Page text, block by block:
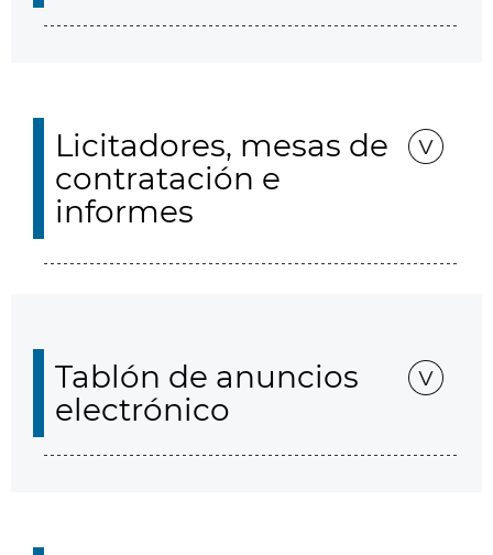
Licitadores, mesas de
contratación e
informes
Tablón de anuncios
electrónico